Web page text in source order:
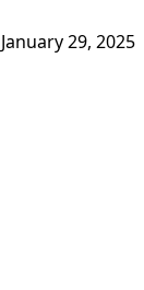
January 29, 2025